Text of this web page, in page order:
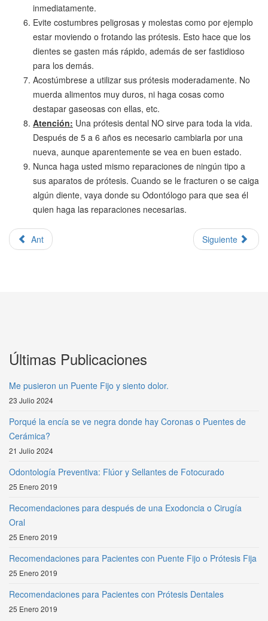
inmediatamente.
Evite costumbres peligrosas y molestas como por ejemplo
estar moviendo o frotando las prótesis. Esto hace que los
dientes se gasten más rápido, además de ser fastidioso
para los demás.
Acostúmbrese a utilizar sus prótesis moderadamente. No
muerda alimentos muy duros, ni haga cosas como
destapar gaseosas con ellas, etc.
Atención: Una prótesis dental NO sirve para toda la vida.
Después de 5 a 6 años es necesario cambiarla por una
nueva, aunque aparentemente se vea en buen estado.
Nunca haga usted mismo reparaciones de ningún tipo a
sus aparatos de prótesis. Cuando se le fracturen o se caiga
algún diente, vaya donde su Odontólogo para que sea él
quien haga las reparaciones necesarias.
Ant Siguiente
Últimas Publicaciones
Me pusieron un Puente Fijo y siento dolor.
23 Julio 2024
Porqué la encía se ve negra donde hay Coronas o Puentes de
Cerámica?
21 Julio 2024
Odontología Preventiva: Flúor y Sellantes de Fotocurado
25 Enero 2019
Recomendaciones para después de una Exodoncia o Cirugía
Oral
25 Enero 2019
Recomendaciones para Pacientes con Puente Fijo o Prótesis Fija
25 Enero 2019
Recomendaciones para Pacientes con Prótesis Dentales
25 Enero 2019